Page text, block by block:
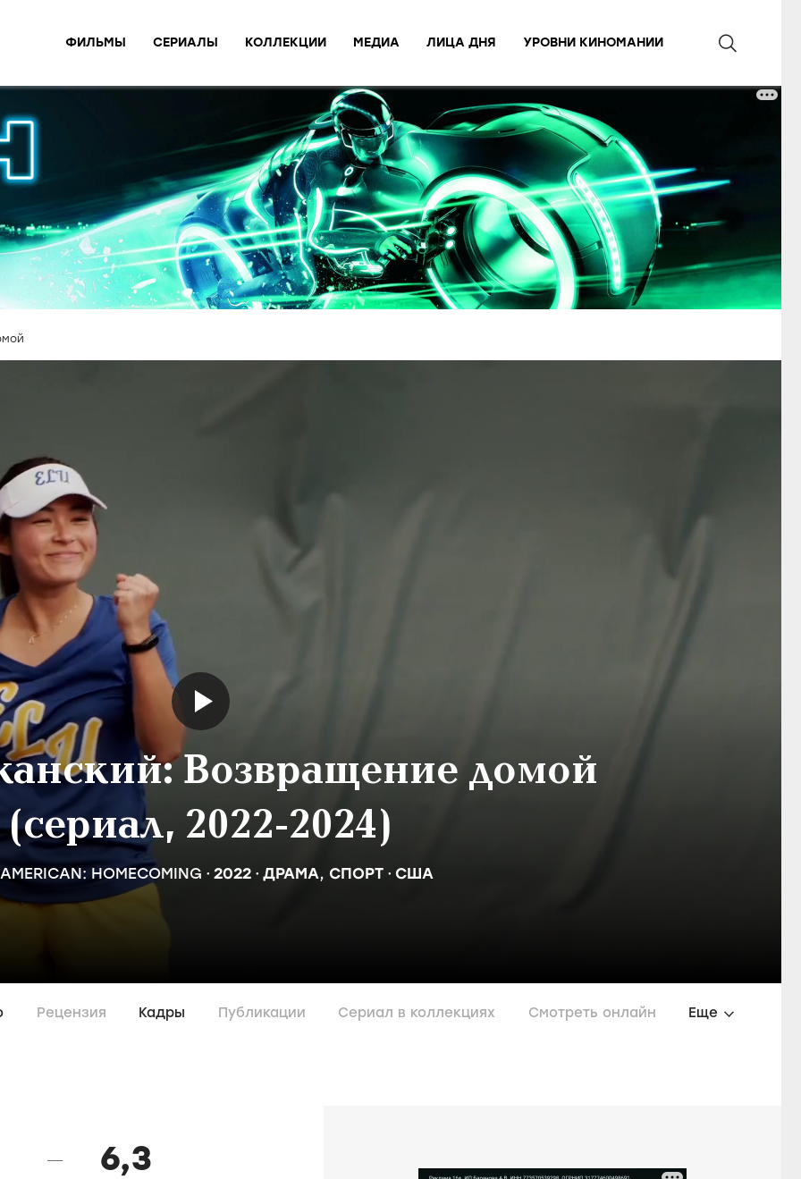
ФИЛЬМЫ СЕРИАЛЫ КОЛЛЕКЦИИ МЕДИА ЛИЦА ДНЯ УРОВНИ КИНОМАНИИ
Возвращение домой
(сериал, 2022-2024)
HOMECOMING 2022 ДРАМА, СПОРТ США
Рецензия Кадры Публикации Сериал в коллекциях Смотреть онлайн Еще
— 6,3